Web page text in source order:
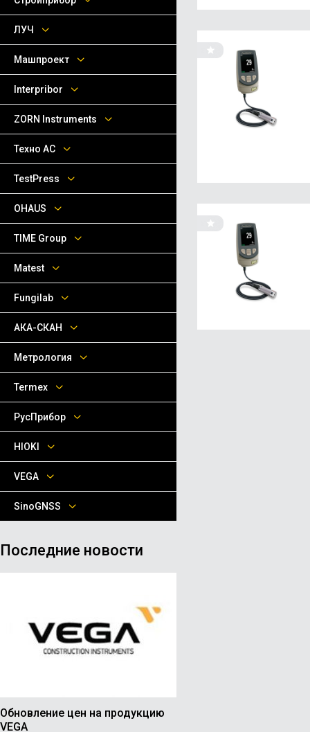
ЛУЧ
Машпроект
Interpribor
ZORN Instruments
Техно АС
TestPress
OHAUS
TIME Group
Matest
Fungilab
АКА-СКАН
Метрология
Termex
РусПрибор
HIOKI
VEGA
SinoGNSS
Последние новости
Обновление цен на продукцию
VEGA